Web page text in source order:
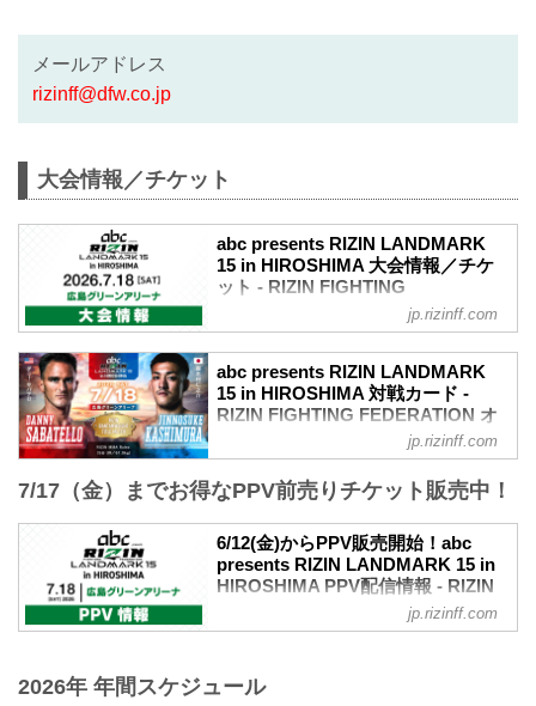
メールアドレス
rizinff@dfw.co.jp
大会情報／チケット
abc presents RIZIN LANDMARK
15 in HIROSHIMA 大会情報／チケ
ット - RIZIN FIGHTING
FEDERATION オフィシャルサイト
HIROSHIMA 大会概要
開催日時
2026年7月18日（土）12:00開場（予定）
※開場・開始時間は予定です。決定次第
RIZIN FFオフィシャルサイトにてご案内
します。
会場
広島グリーンアリーナ
バス：「紙屋町」又は「バスセンター」
下車
路面電車：「紙屋町西」又は「原爆ドー
ム前」下車
出口＜基町クレド側＞）
jp.rizinff.com
abc presents RIZIN LANDMARK
15 in HIROSHIMA 対戦カード -
RIZIN FIGHTING FEDERATION オ
テロ vs. 鹿志村仁之介
RIZIN MMAルール：5分3R（61.0kg）
ダニー・サバテロ vs. 鹿志村仁之介
カルシャガ・ダウトベック vs. 萩原京平
RIZIN MMAルール：5分3R（66.0kg）
カルシャガ・ダウトベック vs. 萩原京平
太田忍 vs. イリスベク・ティレノフ
jp.rizinff.com
7/17（金）までお得なPPV前売りチケット販売中！
6/12(金)からPPV販売開始！abc
presents RIZIN LANDMARK 15 in
HIROSHIMA PPV配信情報 - RIZIN
FIGHTING FEDERATION オフィシ
ャルサイト
HIROSHIMAのPPV配信チケットが、6月
jp.rizinff.com
2026年 年間スケジュール